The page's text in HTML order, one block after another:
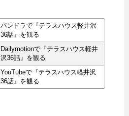
パンドラで『テラスハウス軽井沢
36話』を観る
Dailymotionで『テラスハウス軽井
沢36話』を観る
YouTubeで『テラスハウス軽井沢
36話』を観る